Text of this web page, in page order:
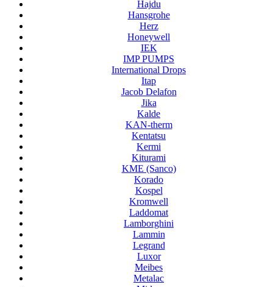
Hajdu
Hansgrohe
Herz
Honeywell
IEK
IMP PUMPS
International Drops
Itap
Jacob Delafon
Jika
Kalde
KAN-therm
Kentatsu
Kermi
Kiturami
KME (Sanco)
Korado
Kospel
Kromwell
Laddomat
Lamborghini
Lammin
Legrand
Luxor
Meibes
Metalac